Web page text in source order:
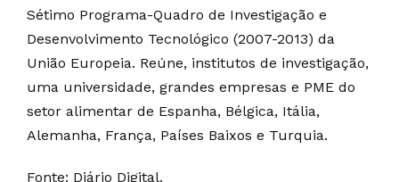
Sétimo Programa-Quadro de Investigação e
Desenvolvimento Tecnológico (2007-2013) da
União Europeia. Reúne, institutos de investigação,
uma universidade, grandes empresas e PME do
setor alimentar de Espanha, Bélgica, Itália,
Alemanha, França, Países Baixos e Turquia.
Fonte: Diário Digital.